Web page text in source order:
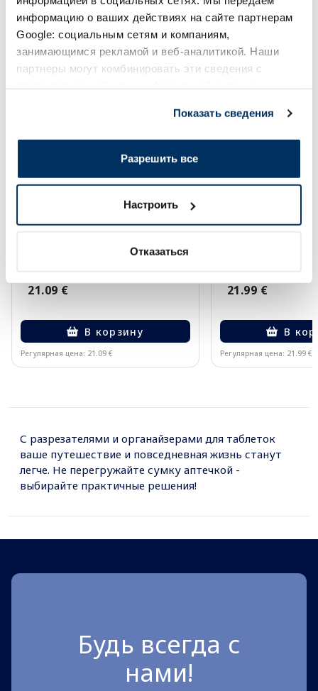
информацию о ваших действиях на сайте партнерам
Google: социальным сетям и компаниям,
занимающимся рекламой и веб-аналитикой. Наши
партнеры могут комбинировать эти сведения с
Показать сведения
Разрешить все
Настроить
Отказаться
-45%
21.09 €
В корзину
Регулярная цена: 21.09 €
-40%
21.99 €
В
Регулярная цена: 21.99 €
С разрезателями и органайзерами для таблеток
ваше путешествие и повседневная жизнь станут
легче. Не перегружайте сумку аптечкой -
выбирайте практичные решения!
Будь всегда с
нами!